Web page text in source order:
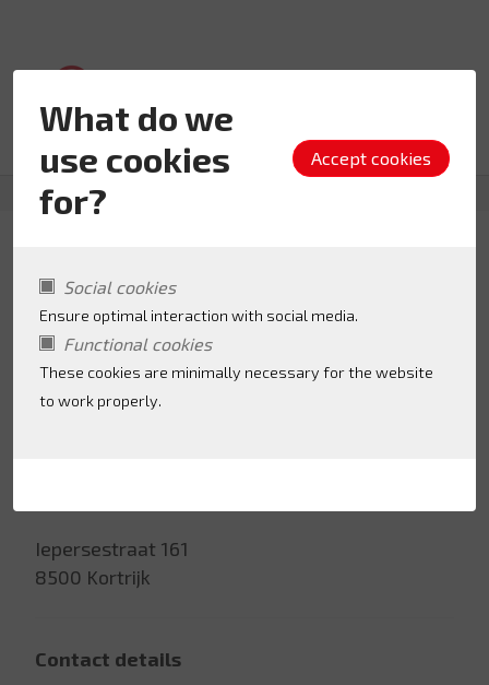
What do we
use cookies
for?
Social cookies
Ensure optimal interaction with social media.
Functional cookies
These cookies are minimally necessary for the website
to work properly.
Add favorite
Iepersestraat 161
8500 Kortrijk
Contact details